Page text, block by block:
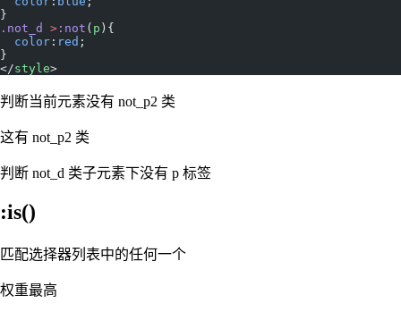
}
.not_d
> :not ( p ){
  color
: red ;
}
</style>
判断当前元素没有 not_p2 类
这有 not_p2 类
判断 not_d 类子元素下没有 p 标签
:is()
匹配选择器列表中的任何一个
权重最高